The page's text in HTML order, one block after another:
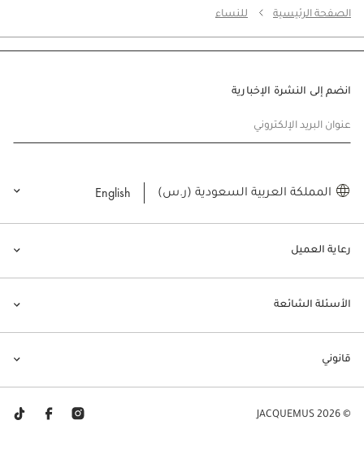
الصفحة الرئيسية للنساء
رعاية العميل
الأسئلة الشائعة
قانوني
انضم إلى النشرة الإخبارية
عنوان البريد الإلكتروني
المملكة العربية السعودية (ر.س) English
© JACQUEMUS 2026